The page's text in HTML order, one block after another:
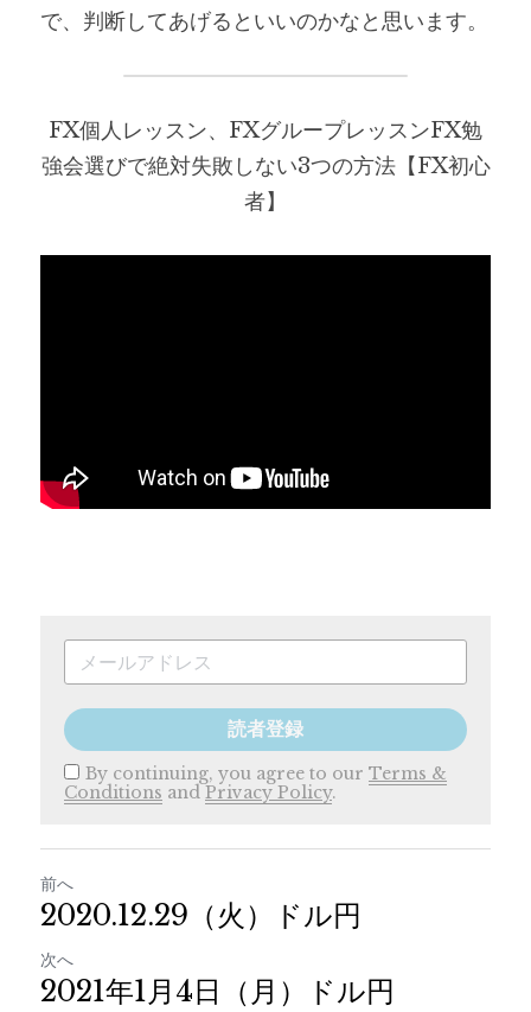
で、判断してあげるといいのかなと思います。
FX個人レッスン、FXグループレッスンFX勉
強会選びで絶対失敗しない3つの方法【FX初心
者】
読者登録
By continuing, you agree to our Terms &
Conditions and Privacy Policy.
前へ
2020.12.29（火）ドル円
次へ
2021年1月4日（月）ドル円